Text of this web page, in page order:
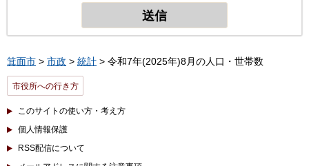
箕面市 > 市政 > 統計 > 令和7年(2025年)8月の人口・世帯数
市役所への行き方
このサイトの使い方・考え方
個人情報保護
RSS配信について